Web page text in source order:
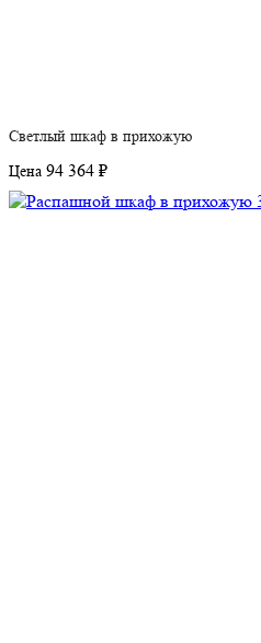
Светлый шкаф в прихожую
Цена 94 364 ₽